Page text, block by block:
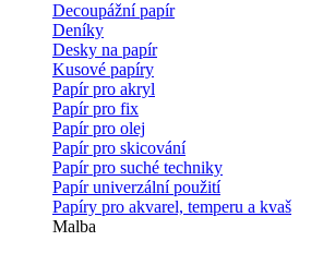
Decoupážní papír
Deníky
Desky na papír
Kusové papíry
Papír pro akryl
Papír pro fix
Papír pro olej
Papír pro skicování
Papír pro suché techniky
Papír univerzální použití
Papíry pro akvarel, temperu a kvaš
Malba